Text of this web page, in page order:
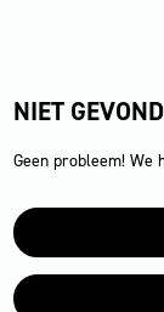
NIET
Geen probleem! We